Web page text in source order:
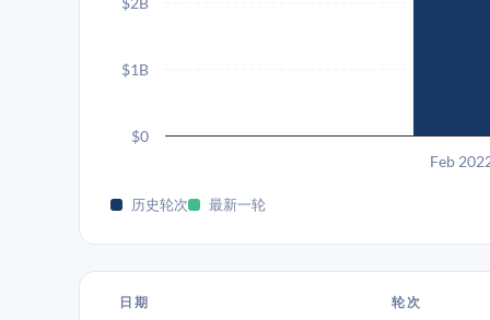
Feb
$0
$1B
历史轮次 最新一轮
日期 轮次